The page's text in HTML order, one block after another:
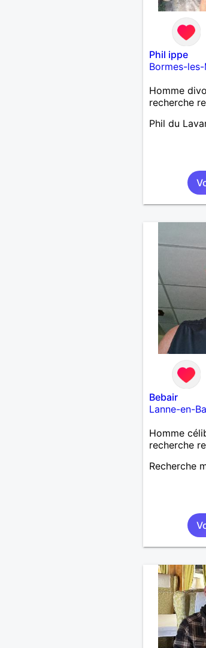
Phil ippe
Bormes-
Homme
recherche
Phil du
Bebair
Lanne-en-
Homme
recherche
Recherche